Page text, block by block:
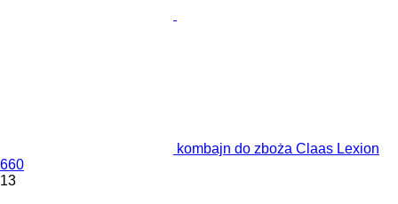
kombajn do zboża Claas Lexion
660
13